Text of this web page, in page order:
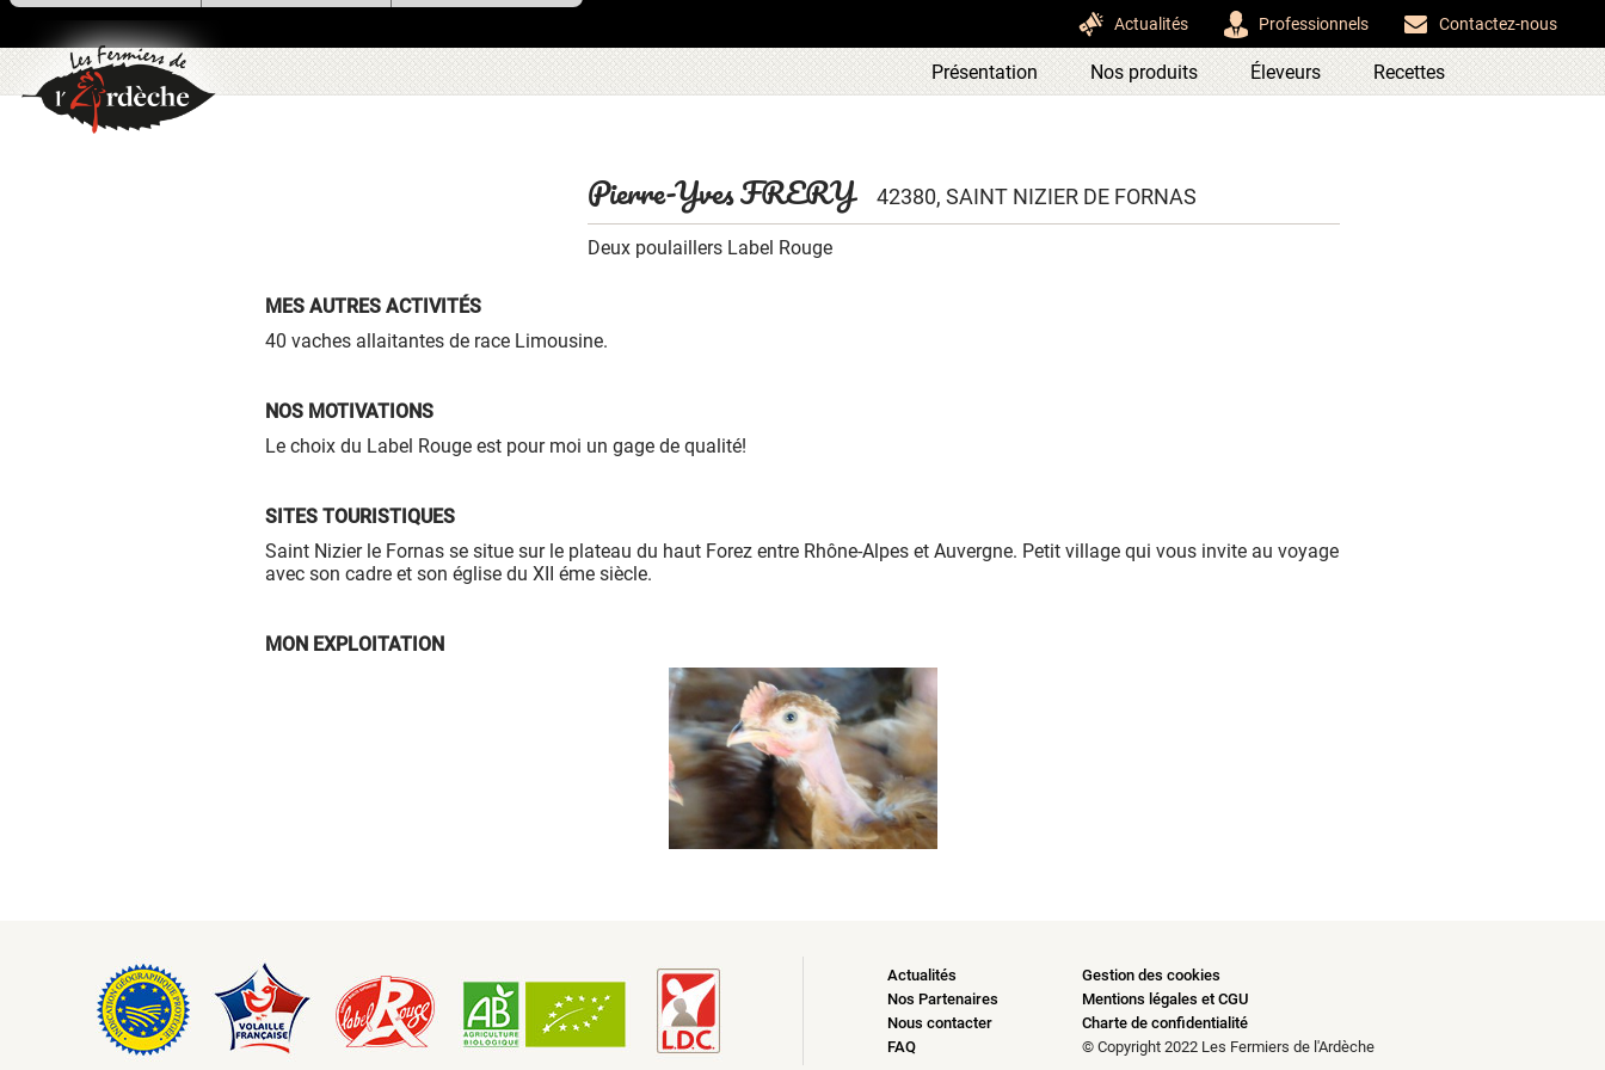
Actualités Professionnels Contactez-nous
Présentation Nos produits Éleveurs Recettes
Pierre-Yves FRERY 42380, SAINT NIZIER DE FORNAS
Deux poulaillers Label Rouge
MES AUTRES ACTIVITÉS
40 vaches allaitantes de race Limousine.
NOS MOTIVATIONS
Le choix du Label Rouge est pour moi un gage de qualité!
SITES TOURISTIQUES
Saint Nizier le Fornas se situe sur le plateau du haut Forez entre Rhône-Alpes et Auvergne. Petit village qui vous invite au voyage
avec son cadre et son église du XII éme siècle.
MON EXPLOITATION
Actualités
Nos Partenaires
Nous contacter
FAQ
Gestion des cookies
Mentions légales et CGU
Charte de confidentialité
© Copyright 2022 Les Fermiers de l'Ardèche
Nous utilisons des cookies pour nous
assurer du bon fonctionnement de notre
site et à des fins analytiques. Vous
Charte de confidentialité